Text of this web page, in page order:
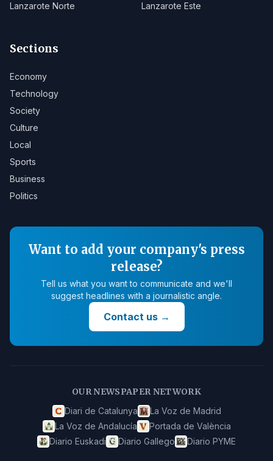
Lanzarote Norte
Lanzarote Este
Sections
Economy
Technology
Society
Culture
Local
Sports
Business
Politics
Want to add your company's press
release?
Tell us what you want to communicate and we'll
suggest headlines with a journalistic angle.
Contact us→
OUR NEWSPAPER NETWORK
Diari de Catalunya
La Voz de Madrid
La Voz de Andalucía
Portada de València
Diario Euskadi
Diario Gallego Diario PYME